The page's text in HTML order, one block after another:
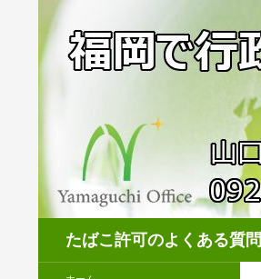
たばこ許可のよくある質問